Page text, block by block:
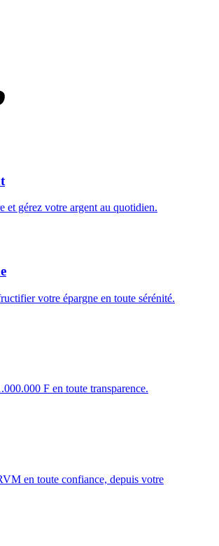
et gérez votre argent au quotidien.
votre épargne en toute sérénité.
F en toute transparence.
en toute confiance, depuis votre